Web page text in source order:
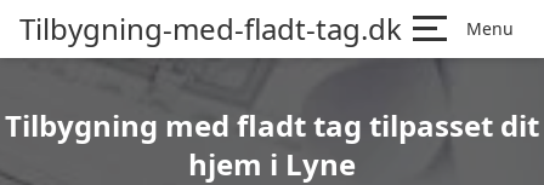
Tilbygning-med-fladt-tag.dk Menu
Tilbygning med fladt tag tilpasset dit
hjem i Lyne